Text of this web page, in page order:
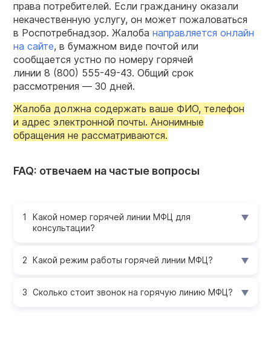
права потребителей. Если гражданину оказали
некачественную услугу, он может пожаловаться
в Роспотребнадзор. Жалоба направляется онлайн
на сайте, в бумажном виде почтой или
сообщается устно по номеру горячей
линии 8 (800) 555-49-43. Общий срок
рассмотрения — 30 дней.
Жалоба должна содержать ваше ФИО, телефон
и адрес электронной почты. Анонимные
обращения не рассматриваются.
FAQ: отвечаем на частые вопросы
Какой номер горячей линии МФЦ для
консультации?
Какой режим работы горячей линии МФЦ?
Сколько стоит звонок на горячую линию МФЦ?